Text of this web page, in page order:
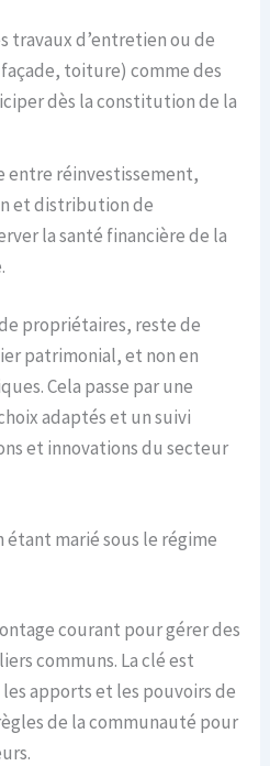
travaux d’entretien ou de
toiture) comme des
dès la constitution de la
entre réinvestissement,
et distribution de
la santé financière de la
propriétaires, reste de
patrimonial, et non en
Cela passe par une
adaptés et un suivi
et innovations du secteur
étant marié sous le régime
courant pour gérer des
communs. La clé est
apports et les pouvoirs de
de la communauté pour